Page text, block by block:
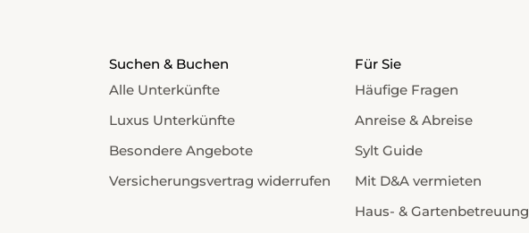
Suchen & Buchen
Alle Unterkünfte
Luxus Unterkünfte
Besondere Angebote
Versicherungsvertrag widerrufen
Für Sie
Häufige Fragen
Anreise & Abreise
Sylt Guide
Mit D&A vermieten
Haus- & Gartenbetreuung